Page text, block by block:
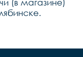
(в магазине)